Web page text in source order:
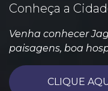
Conheça a
Venha conhecer
paisagens, boa
CLIQUE